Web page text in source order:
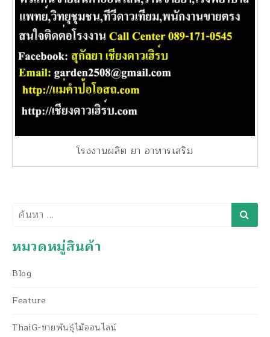
โรงงานผลิต ยา อาหารเสริม
ค้นหา
หมวดหมู่สินค้า
Blog
Feature
ThaiG-ขายพันธุ์ไม้ออนไลน์